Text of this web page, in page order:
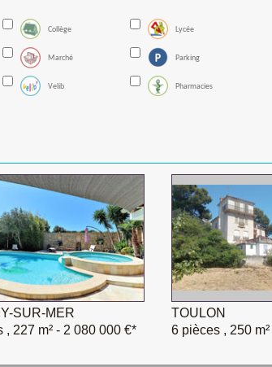
Collège Lycée
Marché Parking
Velib Pharmacies
SUR-MER
, 227 m² - 2 080 000 €*
TOULON
6 pièces , 250 m²